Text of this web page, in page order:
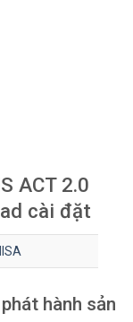
ACT 2.0
cài đặt
hành sản